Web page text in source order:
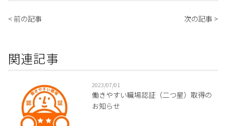
< 前の記事 次の記事 >
関連記事
2023/07/01
働きやすい職場認証（二つ星）取得の
お知らせ